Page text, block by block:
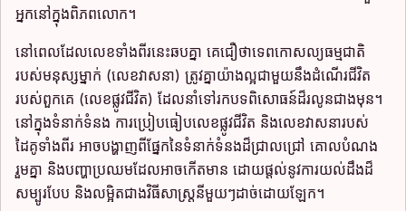
អ្នកនៅក្នុងពិភពលោក។
នៅពេលដែលលេខទាំងពីរនេះឆបគ្នា គេជឿថាទេពកោសល្យធម្មជាតិ
របស់មនុស្សម្នាក់ (លេខវាសនា) ត្រូវគ្នាយ៉ាងល្អជាមួយនឹងដំណើរជីវិត
របស់ពួកគេ (លេខផ្លូវជីវិត) ដែលនាំទៅរកបទពិសោធន៍ដ៏រលូនជាងមុន។
នៅក្នុងទំនាក់ទំនង ការប្រៀបធៀបលេខផ្លូវជីវិត និងលេខវាសនារបស់
ដៃគូទាំងពីរ អាចបង្ហាញពីផ្នែកនៃទំនាក់ទំនងដ៏ជ្រាលជ្រៅ គោលបំណង
រួមគ្នា និងបញ្ហាប្រឈមដែលអាចកើតមាន ដោយផ្តល់នូវការយល់ដឹងដ៏
សម្បូរបែប និងលម្អិតជាងវិធីសាស្ត្រនីមួយៗដាច់ដោយឡែក។